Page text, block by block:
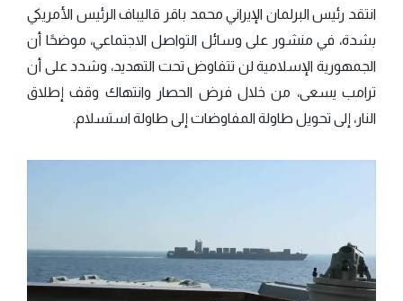
انتقد رئيس البرلمان الإيراني محمد باقر قاليباف الرئيس الأمريكي
بشدة، في منشور على وسائل التواصل الاجتماعي، موضحًا أن
الجمهورية الإسلامية لن تتفاوض تحت التهديد، وشدد على أن
ترامب يسعى، من خلال فرض الحصار وانتهاك وقف إطلاق
النار، إلى تحويل طاولة المفاوضات إلى طاولة استسلام.